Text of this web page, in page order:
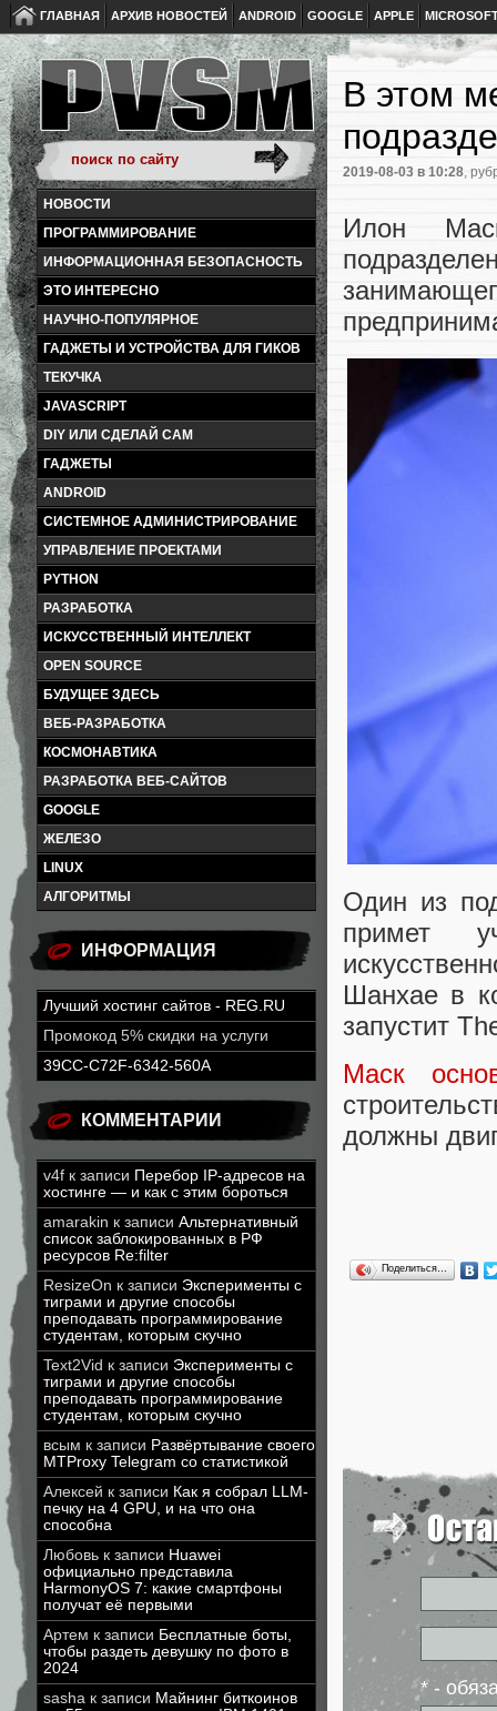
ГЛАВНАЯ АРХИВ НОВОСТЕЙ ANDROID GOOGLE APPLE
НОВОСТИ
ПРОГРАММИРОВАНИЕ
ИНФОРМАЦИОННАЯ БЕЗОПАСНОСТЬ
ЭТО ИНТЕРЕСНО
НАУЧНО-ПОПУЛЯРНОЕ
ГАДЖЕТЫ И УСТРОЙСТВА ДЛЯ ГИКОВ
ТЕКУЧКА
JAVASCRIPT
DIY ИЛИ СДЕЛАЙ САМ
ГАДЖЕТЫ
ANDROID
СИСТЕМНОЕ АДМИНИСТРИРОВАНИЕ
УПРАВЛЕНИЕ ПРОЕКТАМИ
PYTHON
РАЗРАБОТКА
ИСКУССТВЕННЫЙ ИНТЕЛЛЕКТ
OPEN SOURCE
БУДУЩЕЕ ЗДЕСЬ
ВЕБ-РАЗРАБОТКА
КОСМОНАВТИКА
РАЗРАБОТКА ВЕБ-САЙТОВ
GOOGLE
ЖЕЛЕЗО
LINUX
АЛГОРИТМЫ
ИНФОРМАЦИЯ
Лучший хостинг сайтов - REG.RU
Промокод 5% скидки на услуги
39CC-C72F-6342-560A
КОММЕНТАРИИ
v4f к записи Перебор IP-адресов на
хостинге — и как с этим бороться
amarakin к записи Альтернативный
список заблокированных в РФ
ресурсов Re:filter
ResizeOn к записи Эксперименты с
тиграми и другие способы
преподавать программирование
студентам, которым скучно
Text2Vid к записи Эксперименты с
тиграми и другие способы
преподавать программирование
студентам, которым скучно
всым к записи Развёртывание своего
MTProxy Telegram со статистикой
Алексей к записи Как я собрал LLM-
печку на 4 GPU, и на что она
способна
Любовь к записи Huawei
официально представила
HarmonyOS 7: какие смартфоны
получат её первыми
Артем к записи Бесплатные боты,
чтобы раздеть девушку по фото в
2024
sasha к записи Майнинг биткоинов
В этом
2019-08-03 в 10:28,
Илон
Один из
примет
Шанхае в
запустит
Маск
должны
Поделиться…
* -